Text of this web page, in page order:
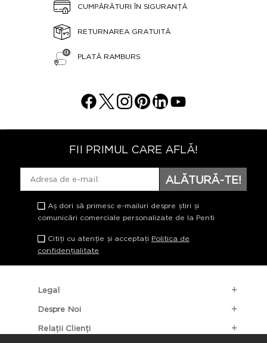
CUMPĂRĂTURI ÎN SIGURANȚĂ
RETURNAREA GRATUITĂ
PLATĂ RAMBURS
FII PRIMUL CARE AFLĂ!
ALĂTURĂ-TE!
Aș dori să primesc e-mailuri despre știri și
comunicări comerciale personalizate de la Penti
Citiți cu atenție și acceptați Politica de
confidențialitate
Legal
Despre Noi
Relații Clienți